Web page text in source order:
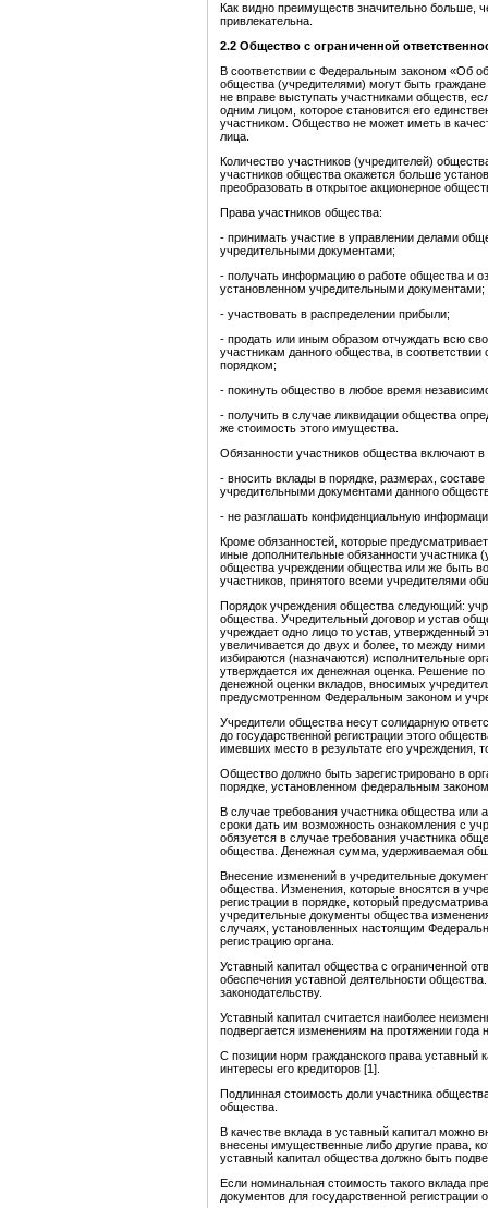
Как видно преимуществ значительно больше,
привлекательна.
2.2 Общество с ограниченной
В соответствии с Федеральным законом «Об
общества (учредителями) могут быть
не вправе выступать участниками обществ,
одним лицом, которое становится его
участником. Общество не может иметь в
лица.
Количество участников (учредителей)
участников общества окажется больше
преобразовать в открытое акционерное
Права участников общества:
- принимать участие в управлении делами
учредительными документами;
- получать информацию о работе общества и
установленном учредительными документами;
- участвовать в распределении прибыли;
- продать или иным образом отчуждать всю
участникам данного общества, в
порядком;
- покинуть общество в любое время
- получить в случае ликвидации общества
же стоимость этого имущества.
Обязанности участников общества включают
- вносить вклады в порядке, размерах,
учредительными документами данного
- не разглашать конфиденциальную
Кроме обязанностей, которые
иные дополнительные обязанности участника
общества учреждении общества или же быть
участников, принятого всеми учредителями
Порядок учреждения общества следующий:
общества. Учредительный договор и устав
учреждает одно лицо то устав, утвержденный
увеличивается до двух и более, то между
избираются (назначаются) исполнительные
утверждается их денежная оценка. Решение
денежной оценки вкладов, вносимых
предусмотренном Федеральным законом и
Учредители общества несут солидарную
до государственной регистрации этого
имевших место в результате его учреждения,
Общество должно быть зарегистрировано в
порядке, установленном федеральным
В случае требования участника общества или
сроки дать им возможность ознакомления с
обязуется в случае требования участника
общества. Денежная сумма, удерживаемая
Внесение изменений в учредительные
общества. Изменения, которые вносятся в
регистрации в порядке, который
учредительные документы общества
случаях, установленных настоящим
регистрацию органа.
Уставный капитал общества с ограниченной
обеспечения уставной деятельности
законодательству.
Уставный капитал считается наиболее
подвергается изменениям на протяжении
С позиции норм гражданского права
интересы его кредиторов [1].
Подлинная стоимость доли участника
общества.
В качестве вклада в уставный капитал можно
внесены имущественные либо другие права,
уставный капитал общества должно быть
Если номинальная стоимость такого вклада
документов для государственной регистрации